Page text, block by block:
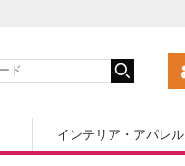
インテリア・アパレル